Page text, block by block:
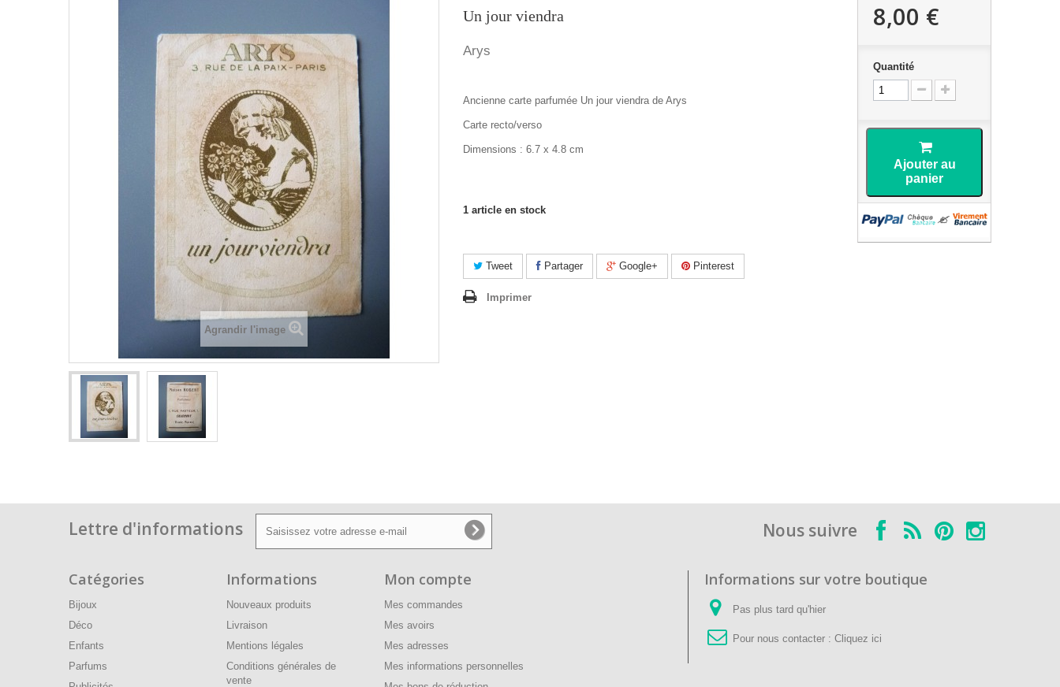
Agrandir l'image
Un jour viendra
Arys
Ancienne carte parfumée Un jour viendra de Arys
Carte recto/verso
Dimensions : 6.7 x 4.8 cm
1 article en stock
Tweet Partager Google+ Pinterest
Imprimer
8,00 €
Quantité
Ajouter au
panier
Lettre d'informations Nous suivre
Catégories
Bijoux
Déco
Enfants
Parfums
Informations
Nouveaux produits
Livraison
Mentions légales
Conditions générales de
vente
Mon compte
Mes commandes
Mes avoirs
Mes adresses
Mes informations personnelles
Informations sur votre boutique
Pas plus tard qu'hier
Pour nous contacter : Cliquez ici